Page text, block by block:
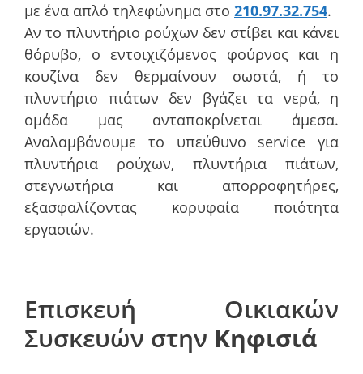
με ένα απλό τηλεφώνημα στο 210.97.32.754.
Αν το πλυντήριο ρούχων δεν στίβει και κάνει
θόρυβο, ο εντοιχιζόμενος φούρνος και η
κουζίνα δεν θερμαίνουν σωστά, ή το
πλυντήριο πιάτων δεν βγάζει τα νερά, η
ομάδα μας ανταποκρίνεται άμεσα.
Αναλαμβάνουμε το υπεύθυνο service για
πλυντήρια ρούχων, πλυντήρια πιάτων,
στεγνωτήρια και απορροφητήρες,
εξασφαλίζοντας κορυφαία ποιότητα
εργασιών.
Επισκευή Οικιακών
Συσκευών στην Κηφισιά